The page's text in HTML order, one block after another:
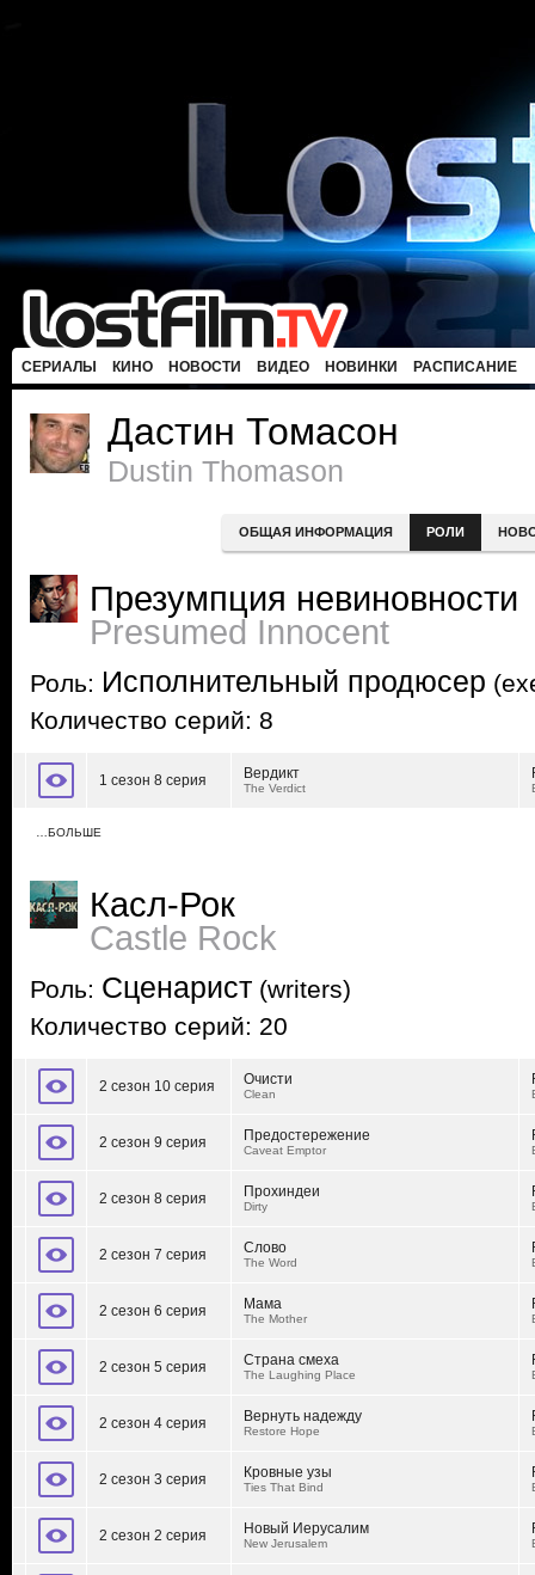
СЕРИАЛЫ КИНО НОВОСТИ ВИДЕО НОВИНКИ РАСПИСАНИЕ
Дастин Томасон
Dustin Thomason
ОБЩАЯ ИНФОРМАЦИЯ РОЛИ
Презумпция невиновности
Presumed Innocent
Роль: Исполнительный продюсер
Количество серий: 8
1 сезон 8 серия Вердикт
The Verdict
…БОЛЬШЕ
Касл-Рок
Castle Rock
Роль: Сценарист (writers)
Количество серий: 20
2 сезон 10 серия Очисти
Clean
2 сезон 9 серия Предостережение
Caveat Emptor
2 сезон 8 серия Прохиндеи
Dirty
2 сезон 7 серия Слово
The Word
2 сезон 6 серия Мама
The Mother
2 сезон 5 серия Страна смеха
The Laughing Place
2 сезон 4 серия Вернуть надежду
Restore Hope
2 сезон 3 серия Кровные узы
Ties That Bind
2 сезон 2 серия Новый Иерусалим
New Jerusalem